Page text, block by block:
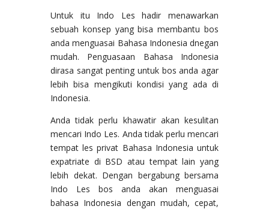
Untuk itu Indo Les hadir menawarkan
sebuah konsep yang bisa membantu bos
anda menguasai Bahasa Indonesia dnegan
mudah. Penguasaan Bahasa Indonesia
dirasa sangat penting untuk bos anda agar
lebih bisa mengikuti kondisi yang ada di
Indonesia.
Anda tidak perlu khawatir akan kesulitan
mencari Indo Les. Anda tidak perlu mencari
tempat les privat Bahasa Indonesia untuk
expatriate di BSD atau tempat lain yang
lebih dekat. Dengan bergabung bersama
Indo Les bos anda akan menguasai
bahasa Indonesia dengan mudah, cepat,